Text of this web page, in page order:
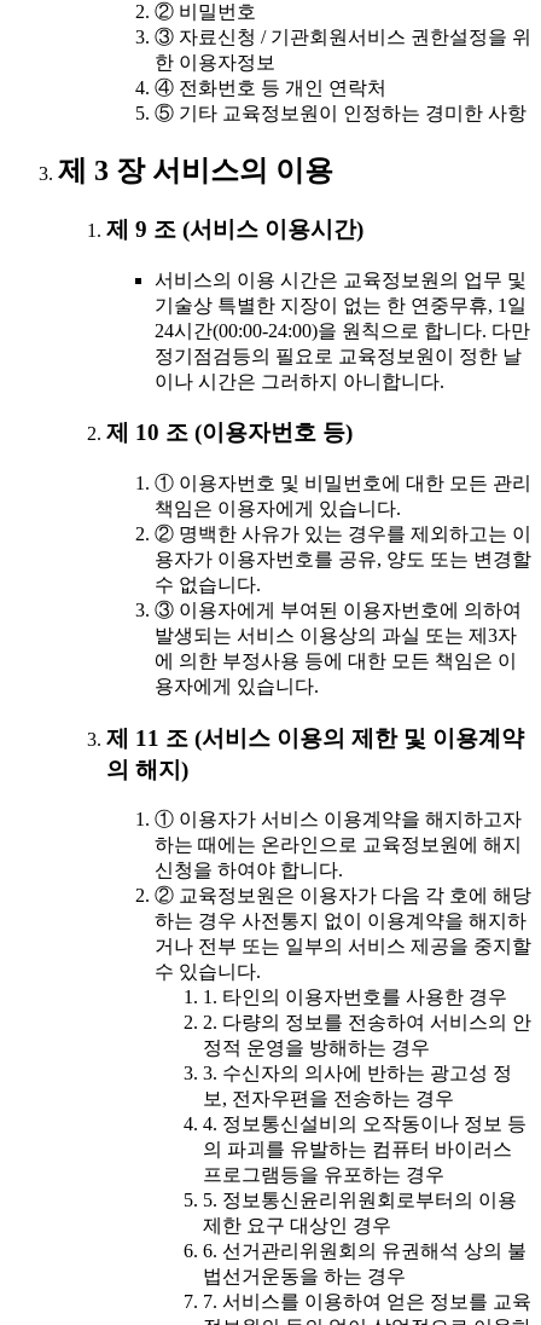
② 비밀번호
③ 자료신청 / 기관회원서비스 권한설정을 위
한 이용자정보
④ 전화번호 등 개인 연락처
⑤ 기타 교육정보원이 인정하는 경미한 사항
제 3 장 서비스의 이용
제 9 조 (서비스 이용시간)
서비스의 이용 시간은 교육정보원의 업무 및
기술상 특별한 지장이 없는 한 연중무휴, 1일
24시간(00:00-24:00)을 원칙으로 합니다. 다만
정기점검등의 필요로 교육정보원이 정한 날
이나 시간은 그러하지 아니합니다.
제 10 조 (이용자번호 등)
① 이용자번호 및 비밀번호에 대한 모든 관리
책임은 이용자에게 있습니다.
② 명백한 사유가 있는 경우를 제외하고는 이
용자가 이용자번호를 공유, 양도 또는 변경할
수 없습니다.
③ 이용자에게 부여된 이용자번호에 의하여
발생되는 서비스 이용상의 과실 또는 제3자
에 의한 부정사용 등에 대한 모든 책임은 이
용자에게 있습니다.
제 11 조 (서비스 이용의 제한 및 이용계약
의 해지)
① 이용자가 서비스 이용계약을 해지하고자
하는 때에는 온라인으로 교육정보원에 해지
신청을 하여야 합니다.
② 교육정보원은 이용자가 다음 각 호에 해당
하는 경우 사전통지 없이 이용계약을 해지하
거나 전부 또는 일부의 서비스 제공을 중지할
수 있습니다.
1. 타인의 이용자번호를 사용한 경우
2. 다량의 정보를 전송하여 서비스의 안
정적 운영을 방해하는 경우
3. 수신자의 의사에 반하는 광고성 정
보, 전자우편을 전송하는 경우
4. 정보통신설비의 오작동이나 정보 등
의 파괴를 유발하는 컴퓨터 바이러스
프로그램등을 유포하는 경우
5. 정보통신윤리위원회로부터의 이용
제한 요구 대상인 경우
6. 선거관리위원회의 유권해석 상의 불
법선거운동을 하는 경우
7. 서비스를 이용하여 얻은 정보를 교육